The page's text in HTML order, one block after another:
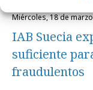
miércoles, 18 de
IAB Suecia
suficiente
fraudulentos